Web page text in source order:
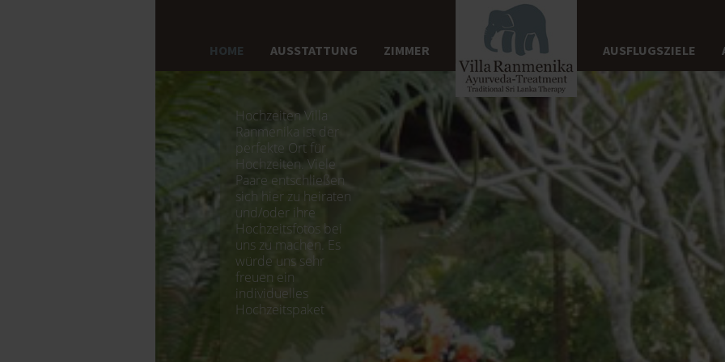
HOME AUSSTATTUNG ZIMMER AUSFLUGSZIELE
Hochzeiten Villa
Ranmenika ist der
perfekte Ort für
Hochzeiten. Viele
Paare entschließen
sich hier zu heiraten
und/oder ihre
Hochzeitsfotos bei
uns zu machen. Es
würde uns sehr
freuen ein
individuelles
Hochzeitspaket